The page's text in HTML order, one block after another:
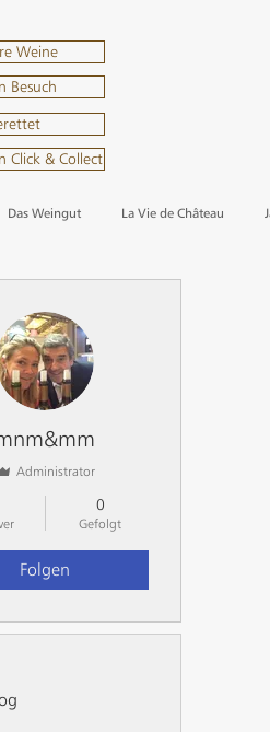
Weine
Besuch
Click & Collect
Das Weingut La Vie de Château
Administrator
0
Gefolgt
Folgen